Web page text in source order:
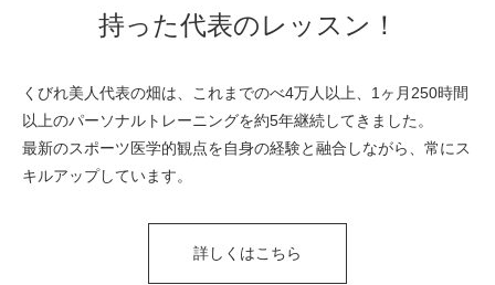
持った代表のレッスン！
くびれ美人代表の畑は、これまでのべ4万人以上、1ヶ月250時間
以上のパーソナルトレーニングを約5年継続してきました。
最新のスポーツ医学的観点を自身の経験と融合しながら、常にス
キルアップしています。
詳しくはこちら